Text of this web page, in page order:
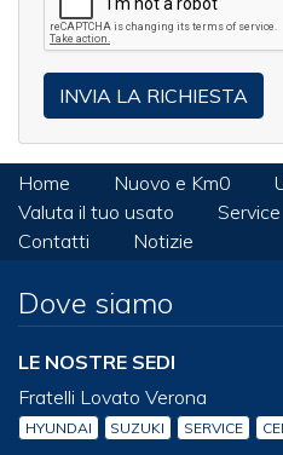
Home Nuovo e Km0
Valuta il tuo usato
Service
Contatti
Notizie
Dove siamo
LE NOSTRE SEDI
Fratelli Lovato Verona
HYUNDAI SUZUKI SERVICE